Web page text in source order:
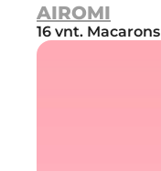
AIROMI
16 vnt. Macarons